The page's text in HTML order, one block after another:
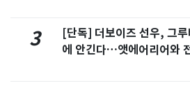
3
[단독] 더보이즈 선우, 그루
에 안긴다…앳에어리어와